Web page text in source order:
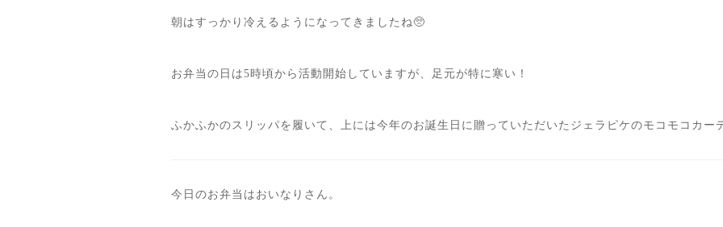
朝はすっかり冷えるようになってきましたね🥺
お弁当の日は5時頃から活動開始していますが、足元が特に寒い！
ふかふかのスリッパを履いて、上には今年のお誕生日に贈っていただいたジェラピケのモコモコカー
今日のお弁当はおいなりさん。